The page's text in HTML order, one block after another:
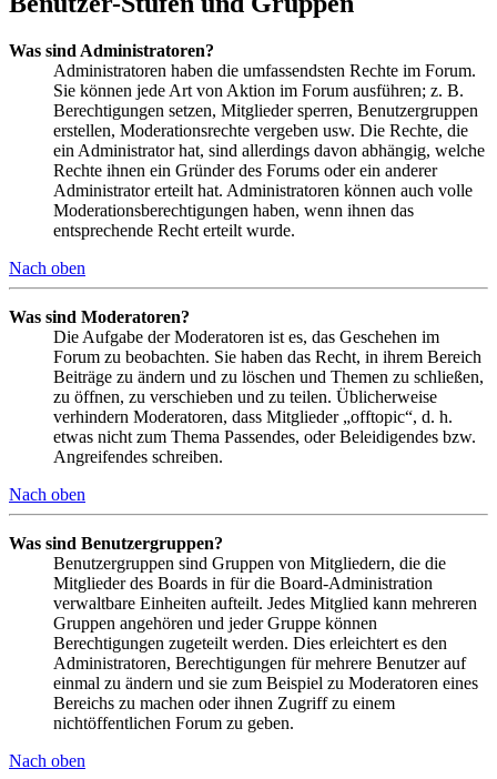
Was sind Administratoren?
Administratoren haben die umfassendsten Rechte im Forum.
Sie können jede Art von Aktion im Forum ausführen; z. B.
Berechtigungen setzen, Mitglieder sperren, Benutzergruppen
erstellen, Moderationsrechte vergeben usw. Die Rechte, die
ein Administrator hat, sind allerdings davon abhängig, welche
Rechte ihnen ein Gründer des Forums oder ein anderer
Administrator erteilt hat. Administratoren können auch volle
Moderationsberechtigungen haben, wenn ihnen das
entsprechende Recht erteilt wurde.
Nach oben
Was sind Moderatoren?
Die Aufgabe der Moderatoren ist es, das Geschehen im
Forum zu beobachten. Sie haben das Recht, in ihrem Bereich
Beiträge zu ändern und zu löschen und Themen zu schließen,
zu öffnen, zu verschieben und zu teilen. Üblicherweise
verhindern Moderatoren, dass Mitglieder „offtopic“, d. h.
etwas nicht zum Thema Passendes, oder Beleidigendes bzw.
Angreifendes schreiben.
Nach oben
Was sind Benutzergruppen?
Benutzergruppen sind Gruppen von Mitgliedern, die die
Mitglieder des Boards in für die Board-Administration
verwaltbare Einheiten aufteilt. Jedes Mitglied kann mehreren
Gruppen angehören und jeder Gruppe können
Berechtigungen zugeteilt werden. Dies erleichtert es den
Administratoren, Berechtigungen für mehrere Benutzer auf
einmal zu ändern und sie zum Beispiel zu Moderatoren eines
Bereichs zu machen oder ihnen Zugriff zu einem
nichtöffentlichen Forum zu geben.
Nach oben